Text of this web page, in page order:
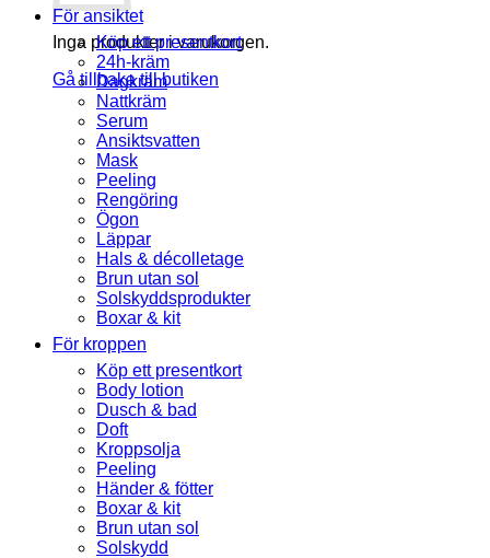
Inga produkter i varukorgen.
Gå tillbaka till butiken
För ansiktet
Köp ett presentkort
24h-kräm
Dagkräm
Nattkräm
Serum
Ansiktsvatten
Mask
Peeling
Rengöring
Ögon
Läppar
Hals & décolletage
Brun utan sol
Solskyddsprodukter
Boxar & kit
För kroppen
Köp ett presentkort
Body lotion
Dusch & bad
Doft
Kroppsolja
Peeling
Händer & fötter
Boxar & kit
Brun utan sol
Solskydd